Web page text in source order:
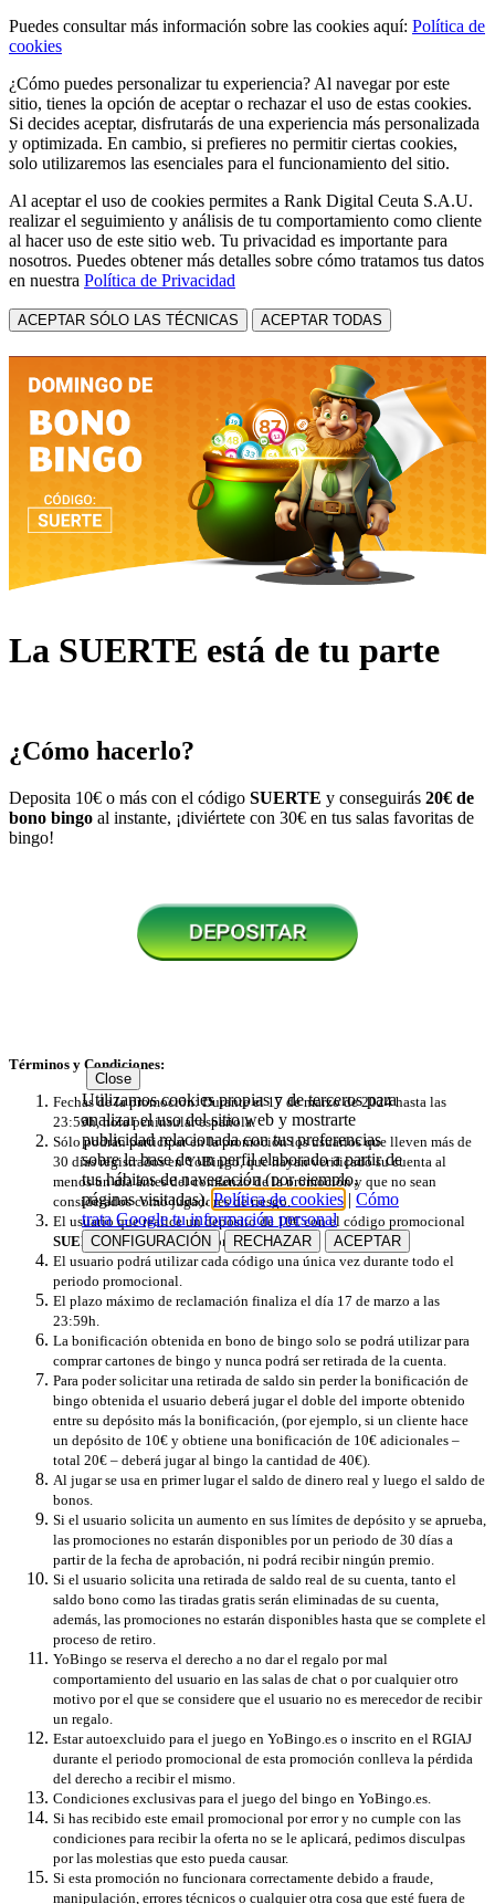
Puedes consultar más información sobre las cookies aquí: Política de
cookies
¿Cómo puedes personalizar tu experiencia? Al navegar por este
sitio, tienes la opción de aceptar o rechazar el uso de estas cookies.
Si decides aceptar, disfrutarás de una experiencia más personalizada
y optimizada. En cambio, si prefieres no permitir ciertas cookies,
solo utilizaremos las esenciales para el funcionamiento del sitio.
Al aceptar el uso de cookies permites a Rank Digital Ceuta S.A.U.
realizar el seguimiento y análisis de tu comportamiento como cliente
al hacer uso de este sitio web. Tu privacidad es importante para
nosotros. Puedes obtener más detalles sobre cómo tratamos tus datos
en nuestra Política de Privacidad
ACEPTAR SÓLO LAS TÉCNICAS ACEPTAR TODAS
La SUERTE está de tu parte
¿Cómo hacerlo?
Deposita 10€ o más con el código SUERTE y conseguirás 20€ de
bono bingo al instante, ¡diviértete con 30€ en tus salas favoritas de
bingo!
Términos y Condiciones:
Fechas de la promoción: Durante el 17 de marzo de 2024 hasta las
23:59h, hora peninsular española.
Sólo podrán participar en la promoción los usuarios que lleven más de
30 días registrados en YoBingo, que hayan verificado su cuenta al
menos un día antes del comienzo de la promoción y que no sean
considerados como jugadores de riesgo.
El usuario que realice un depósito de 10€ con el código promocional
SUERTErecibirá 20€ en bono bingo.
El usuario podrá utilizar cada código una única vez durante todo el
periodo promocional.
El plazo máximo de reclamación finaliza el día 17 de marzo a las
23:59h.
La bonificación obtenida en bono de bingo solo se podrá utilizar ​​para
comprar cartones de bingo y nunca podrá ser retirada de la cuenta.
Para poder solicitar una retirada de saldo sin perder la bonificación de
bingo obtenida el usuario deberá jugar el doble del importe obtenido
entre su depósito más la bonificación, (por ejemplo, si un cliente hace
un depósito de 10€ y obtiene una bonificación de 10€ adicionales –
total 20€ – deberá jugar al bingo la cantidad de 40€).
Al jugar se usa en primer lugar el saldo de dinero real y luego el saldo de
bonos.
Si el usuario solicita un aumento en sus límites de depósito y se aprueba,
las promociones no estarán disponibles por un periodo de 30 días a
partir de la fecha de aprobación, ni podrá recibir ningún premio.
Si el usuario solicita una retirada de saldo real de su cuenta, tanto el
saldo bono como las tiradas gratis serán eliminadas de su cuenta,
además, las promociones no estarán disponibles hasta que se complete el
proceso de retiro.
YoBingo se reserva el derecho a no dar el regalo por mal
comportamiento del usuario en las salas de chat o por cualquier otro
motivo por el que se considere que el usuario no es merecedor de recibir
un regalo.
Estar autoexcluido para el juego en YoBingo.es o inscrito en el RGIAJ
durante el periodo promocional de esta promoción conlleva la pérdida
del derecho a recibir el mismo.
Condiciones exclusivas para el juego del bingo en YoBingo.es.
Si has recibido este email promocional por error y no cumple con las
condiciones para recibir la oferta no se le aplicará, pedimos disculpas
por las molestias que esto pueda causar.
Si esta promoción no funcionara correctamente debido a fraude,
manipulación, errores técnicos o cualquier otra cosa que esté fuera de
Close
Utilizamos cookies propias y de terceros para
analizar el uso del sitio web y mostrarte
publicidad relacionada con tus preferencias
sobre la base de un perfil elaborado a partir de
tus hábitos de navegación (por ejemplo,
páginas visitadas).Política de cookies | Cómo
trata Google tu información personal
CONFIGURACIÓN RECHAZAR ACEPTAR